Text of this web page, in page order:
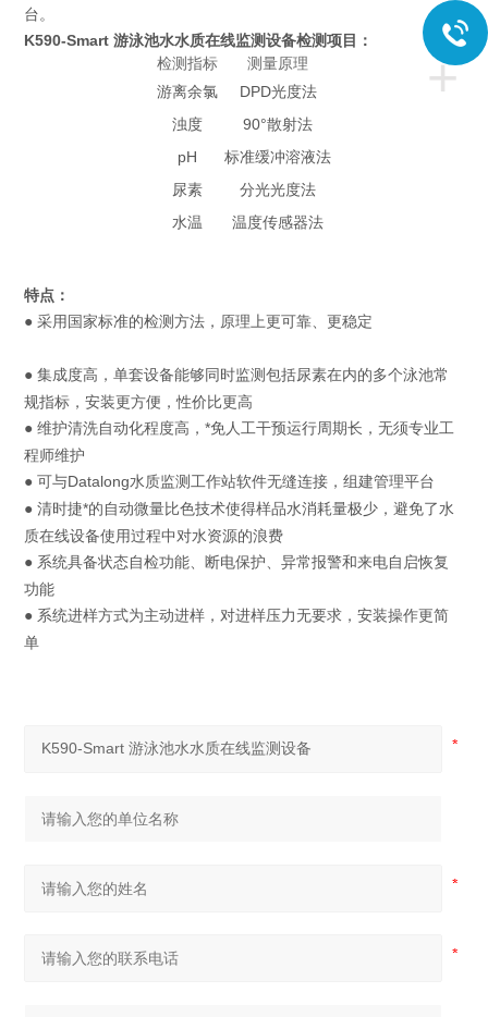
台。
K590-Smart 游泳池水水质在线监测设备检测项目：
+
检测指标 测量原理
游离余氯
DPD光度法
浊度
90°散射法
pH
标准缓冲溶液法
尿素
分光光度法
水温
温度传感器法
特点：
●采用国家标准的检测方法，原理上更可靠、更稳定
●集成度高，单套设备能够同时监测包括尿素在内的多个泳池常
规指标，安装更方便，性价比更高
●维护清洗自动化程度高，*免人工干预运行周期长，无须专业工
程师维护
●可与Datalong水质监测工作站软件无缝连接，组建管理平台
●清时捷*的自动微量比色技术使得样品水消耗量极少，避免了水
质在线设备使用过程中对水资源的浪费
● 系统具备状态自检功能、断电保护、异常报警和来电自启恢复
功能
● 系统进样方式为主动进样，对进样压力无要求，安装操作更简
单